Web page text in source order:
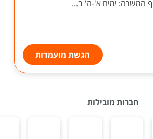
המשרה: ימים א'-ה' ב...
הגשת מועמדות
חברות מובילות